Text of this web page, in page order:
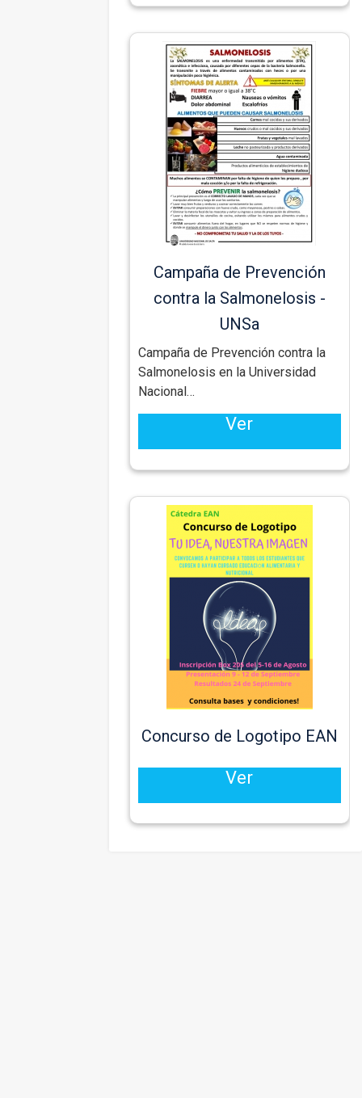
Campaña de Prevención
contra la Salmonelosis -
UNSa
Campaña de Prevención contra la
Salmonelosis en la Universidad
Nacional …
Ver
Concurso de Logotipo EAN
Ver